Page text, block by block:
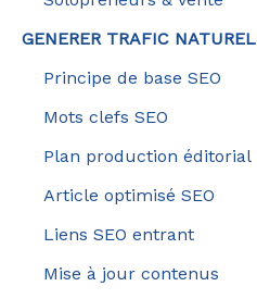
GENERER TRAFIC NATUREL
Principe de base SEO
Mots clefs SEO
Plan production éditorial
Article optimisé SEO
Liens SEO entrant
Mise à jour contenus